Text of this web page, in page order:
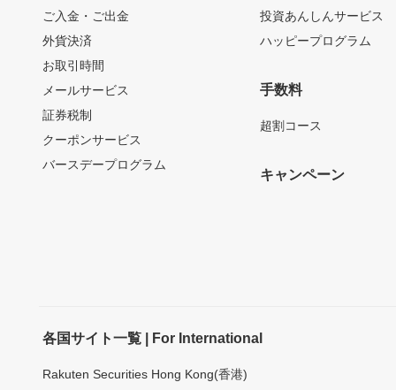
ご入金・ご出金
外貨決済
お取引時間
メールサービス
証券税制
クーポンサービス
バースデープログラム
投資あんしんサービス
ハッピープログラム
手数料
超割コース
キャンペーン
各国サイト一覧 | For International
Rakuten Securities Hong Kong(香港)